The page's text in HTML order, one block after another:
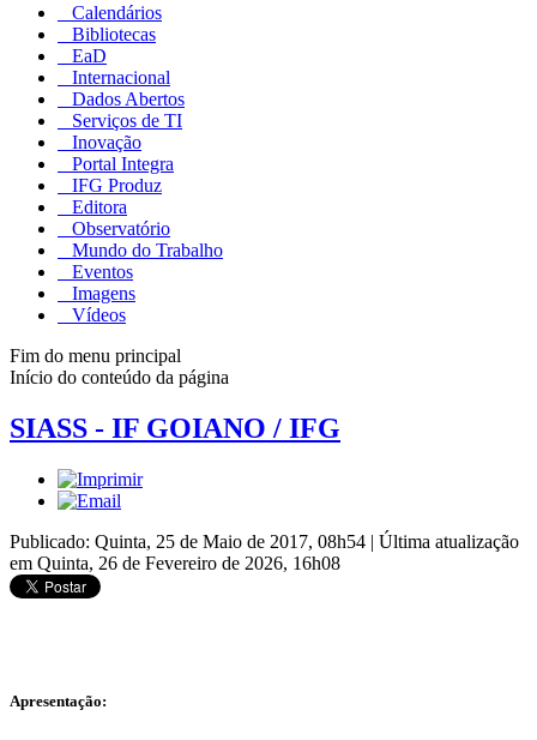
Calendários
Bibliotecas
EaD
Internacional
Dados Abertos
Serviços de TI
Inovação
Portal Integra
IFG Produz
Editora
Observatório
Mundo do Trabalho
Eventos
Imagens
Vídeos
Fim do menu principal
Início do conteúdo da página
SIASS - IF GOIANO / IFG
Publicado: Quinta, 25 de Maio de 2017, 08h54 | Última atualização
em Quinta, 26 de Fevereiro de 2026, 16h08
Apresentação: